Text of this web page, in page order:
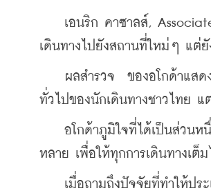
เอนริก คาซาลส์, Associate
เดินทางไปยังสถานที่ใหม่ๆ แต่
ผลสำรวจ  ของอโกด้าแสดง
ทั่วไปของนักเดินทางชาวไทย
อโกด้าภูมิใจที่ได้เป็นส่วนหนึ่
หลาย เพื่อให้ทุกการเดินทางเต็
เมื่อถามถึงปัจจัยที่ทำให้ประ